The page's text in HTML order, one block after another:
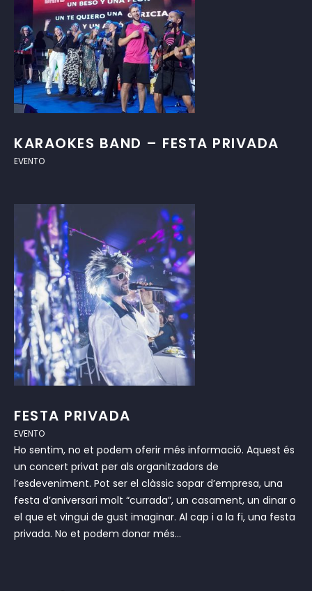
KARAOKES BAND – FESTA PRIVADA
EVENTO
FESTA PRIVADA
EVENTO
Ho sentim, no et podem oferir més informació. Aquest és
un concert privat per als organitzadors de
l’esdeveniment. Pot ser el clàssic sopar d’empresa, una
festa d’aniversari molt “currada”, un casament, un dinar o
el que et vingui de gust imaginar. Al cap i a la fi, una festa
privada. No et podem donar més...